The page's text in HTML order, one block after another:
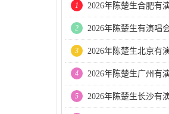
1 2026年陈楚生合肥有
2 2026年陈楚生有演唱
3 2026年陈楚生北京有
4 2026年陈楚生广州有
5 2026年陈楚生长沙有